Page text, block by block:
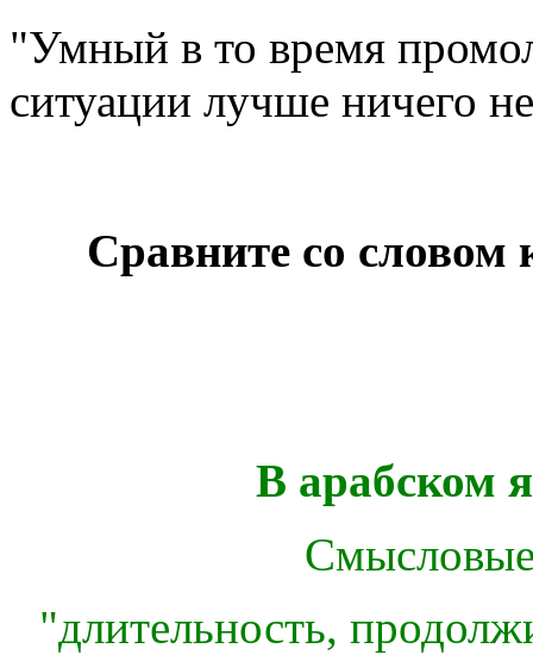
"Умный в то время
ситуации лучше ничего
Сравните со
В арабском
"длительность,